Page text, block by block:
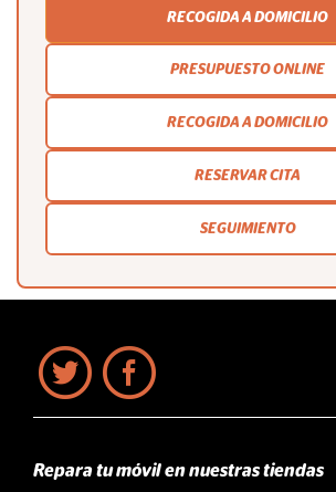
RECOGIDA A DOMICILIO
PRESUPUESTO ONLINE
RECOGIDA A DOMICILIO
RESERVAR CITA
SEGUIMIENTO
Repara tu móvil en nuestras tiendas